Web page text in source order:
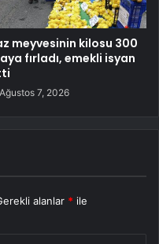
meyvesinin kilosu 300
fırladı, emekli isyan
Ağustos 7, 2026
alanlar * ile